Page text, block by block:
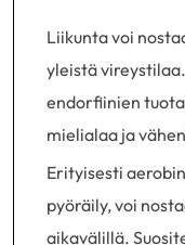
Liikunta voi
yleistä
endorfiinien
mielialaa ja
Erityisesti
pyöräily, voi
aikavälillä.